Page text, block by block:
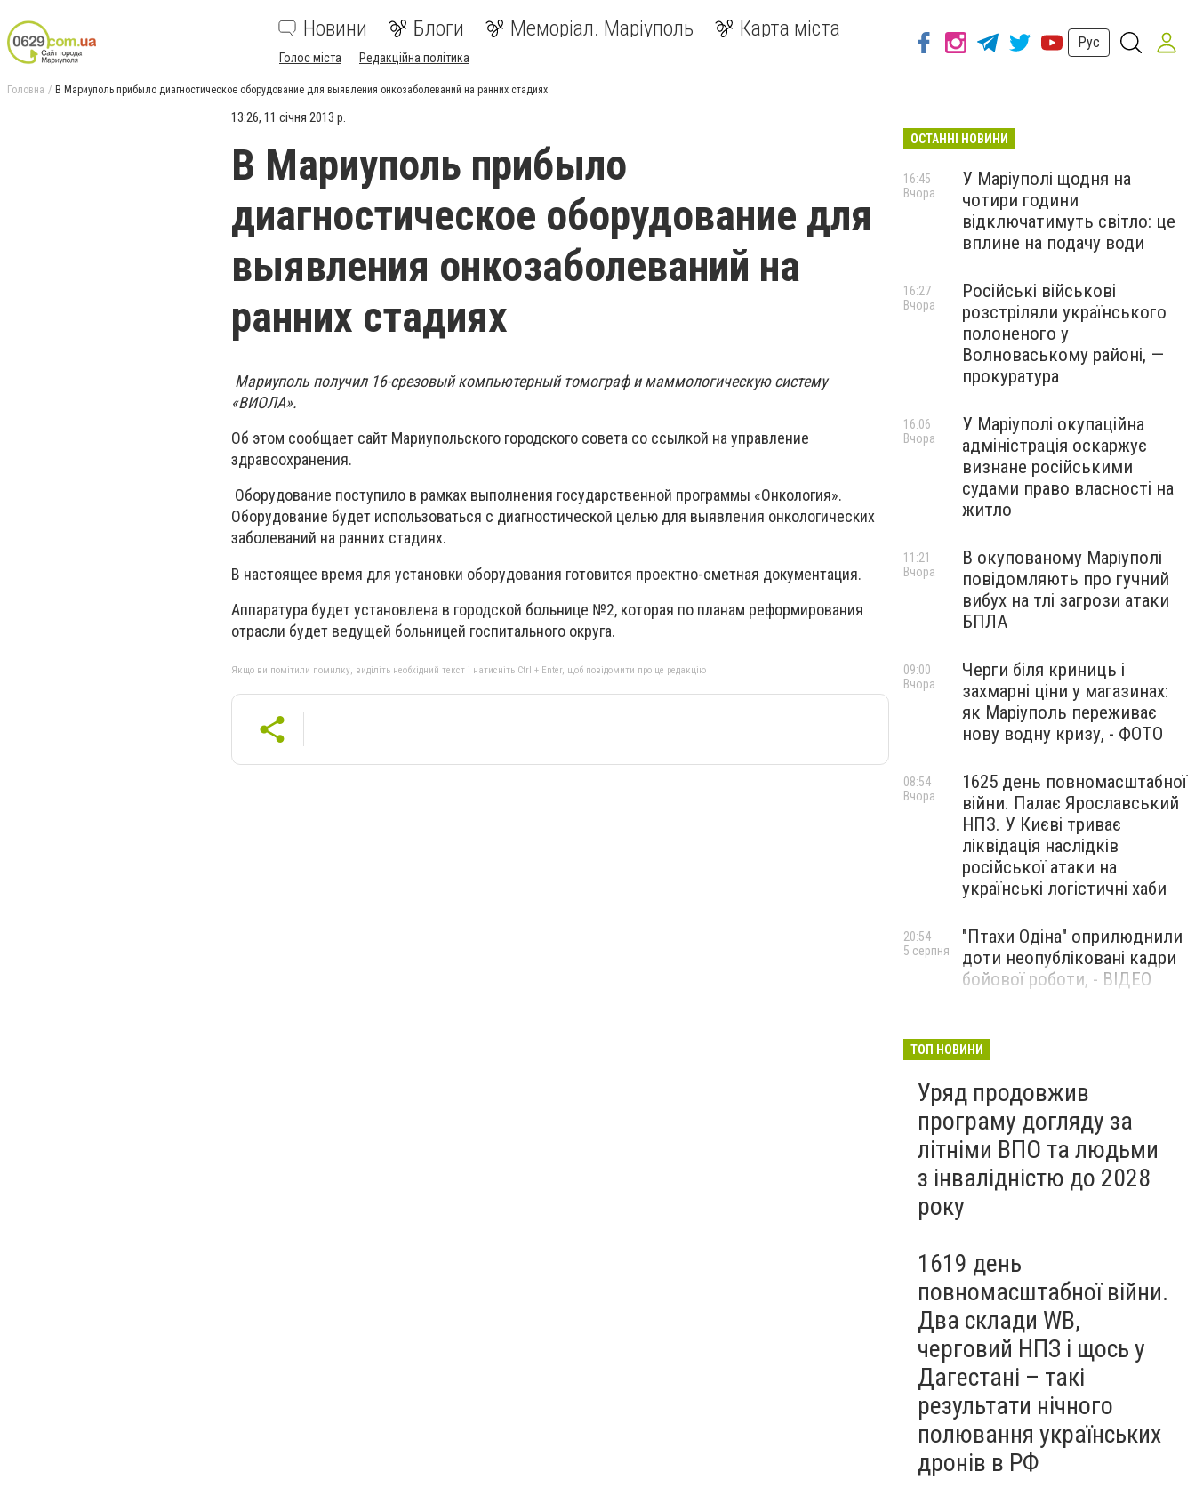
Новини Блоги Меморіал. Маріуполь Карта міста
Голос міста Редакційна політика
Рус
Головна В Мариуполь прибыло диагностическое оборудование для выявления онкозаболеваний на ранних стадиях
13:26, 11 січня 2013 р.
В Мариуполь прибыло
диагностическое оборудование для
выявления онкозаболеваний на
ранних стадиях
Мариуполь получил 16-срезовый компьютерный томограф и маммологическую систему
«ВИОЛА».
Об этом сообщает сайт Мариупольского городского совета со ссылкой на управление
здравоохранения.
Оборудование поступило в рамках выполнения государственной программы «Онкология».
Оборудование будет использоваться с диагностической целью для выявления онкологических
заболеваний на ранних стадиях.
В настоящее время для установки оборудования готовится проектно-сметная документация.
Аппаратура будет установлена в городской больнице №2, которая по планам реформирования
отрасли будет ведущей больницей госпитального округа.
Якщо ви помітили помилку, виділіть необхідний текст і натисніть Ctrl + Enter, щоб повідомити про це редакцію
ОСТАННІ НОВИНИ
У Маріуполі щодня на
чотири години
відключатимуть світло: це
вплине на подачу води
16:45
Вчора
Російські військові
розстріляли українського
полоненого у
Волноваському районі, —
прокуратура
16:27
Вчора
У Маріуполі окупаційна
адміністрація оскаржує
визнане російськими
судами право власності на
житло
16:06
Вчора
В окупованому Маріуполі
повідомляють про гучний
вибух на тлі загрози атаки
БПЛА
11:21
Вчора
Черги біля криниць і
захмарні ціни у магазинах:
як Маріуполь переживає
нову водну кризу, - ФОТО
09:00
Вчора
1625 день повномасштабної
війни. Палає Ярославський
НПЗ. У Києві триває
ліквідація наслідків
російської атаки на
українські логістичні хаби
08:54
Вчора
"Птахи Одіна" оприлюднили
доти неопубліковані кадри
бойової роботи, - ВІДЕО
20:54
5 серпня
Бєдняков зіграє тата
новому українському
фільмі, - ФОТО
5 серпня
ТОП НОВИНИ
Уряд продовжив
програму догляду за
літніми ВПО та людьми
з інвалідністю до 2028
року
1619 день
повномасштабної війни.
Два склади WB,
черговий НПЗ і щось у
Дагестані – такі
результати нічного
полювання українських
дронів в РФ